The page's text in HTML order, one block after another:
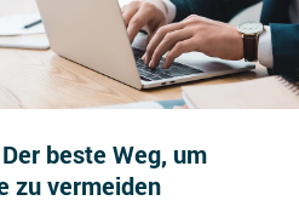
beste Weg, um
zu vermeiden